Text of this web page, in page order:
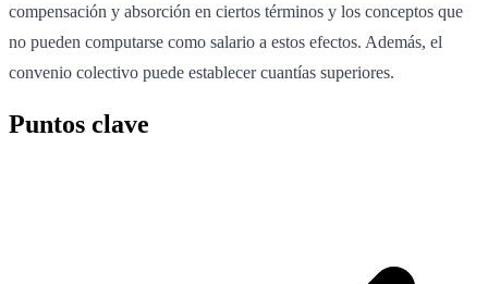
compensación y absorción en ciertos términos y los conceptos que
no pueden computarse como salario a estos efectos. Además, el
convenio colectivo puede establecer cuantías superiores.
Puntos clave